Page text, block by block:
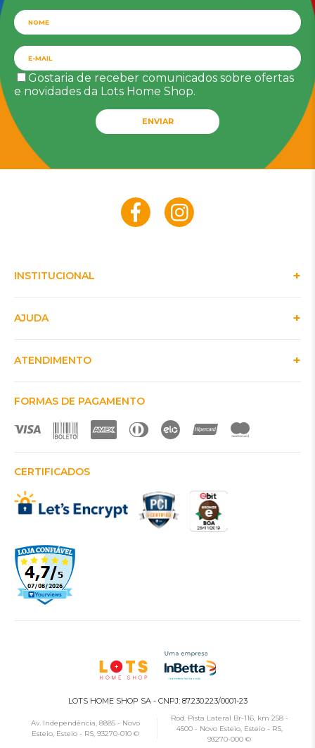
Gostaria de receber comunicados sobre ofertas
e novidades da Lots Home Shop.
ENVIAR
INSTITUCIONAL
AJUDA
ATENDIMENTO
FORMAS DE PAGAMENTO
CERTIFICADOS
LOTS HOME SHOP SA - CNPJ: 87.230.223/0001-23
Av. Independência, 8885 - Novo
Esteio, Esteio - RS, 93270-010 ©
Rod. Pista Lateral Br-116, km 258 -
4500 - Novo Esteio, Esteio - RS,
93270-000 ©